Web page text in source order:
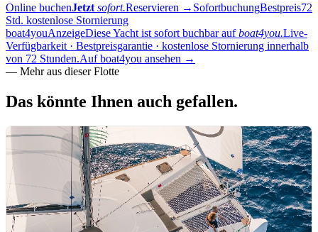
Online buchenJetzt sofort.Reservieren → SofortbuchungBestpreis72
Std. kostenlose Stornierung
boat4youAnzeigeDiese Yacht ist sofort buchbar auf boat4you.Live-
Verfügbarkeit · Bestpreisgarantie · kostenlose Stornierung innerhalb
von 72 Stunden.Auf boat4you ansehen →
— Mehr aus dieser Flotte
Das könnte Ihnen auch gefallen.